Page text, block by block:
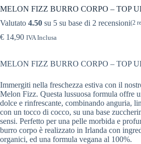
MELON FIZZ BURRO CORPO – TOP
Valutato 4.50 su 5 su base di 2 recensioni(2
€ 14,90 IVA Inclusa
MELON FIZZ BURRO CORPO – TOP
Immergiti nella freschezza estiva con il
Melon Fizz. Questa lussuosa formula offre
dolce e rinfrescante, combinando anguria,
con un tocco di cocco, su una base
sensi. Perfetto per una pelle morbida e
burro corpo è realizzato in Irlanda con
organici, ed una formula vegana al 100%.